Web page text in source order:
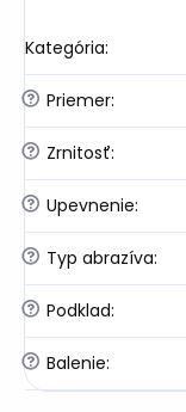
Kategória:
? Priemer:
? Zrnitosť:
? Upevnenie:
? Typ abrazíva:
? Podklad:
? Balenie: